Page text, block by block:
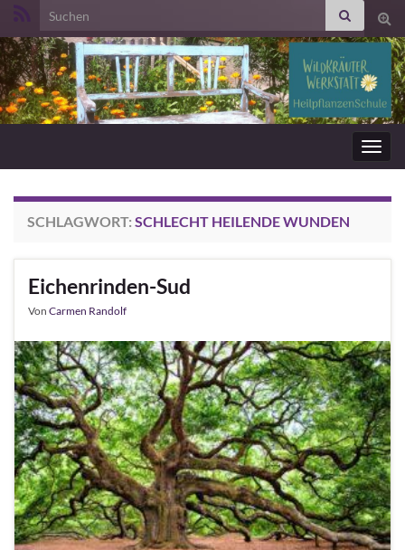
Search for:
SCHLAGWORT: SCHLECHT HEILENDE WUNDEN
Eichenrinden-Sud
Von Carmen Randolf